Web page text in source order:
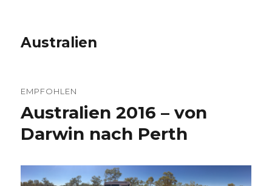
Australien
EMPFOHLEN
Australien 2016 – von
Darwin nach Perth